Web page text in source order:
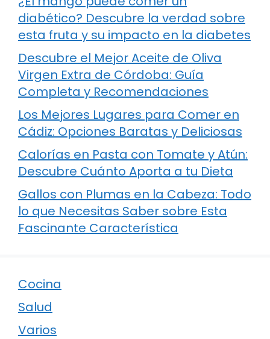
diabético? Descubre la verdad sobre
esta fruta y su impacto en la diabetes
Descubre el Mejor Aceite de Oliva
Virgen Extra de Córdoba: Guía
Completa y Recomendaciones
Los Mejores Lugares para Comer en
Cádiz: Opciones Baratas y Deliciosas
Calorías en Pasta con Tomate y Atún:
Descubre Cuánto Aporta a tu Dieta
Gallos con Plumas en la Cabeza: Todo
lo que Necesitas Saber sobre Esta
Fascinante Característica
Cocina
Salud
Varios